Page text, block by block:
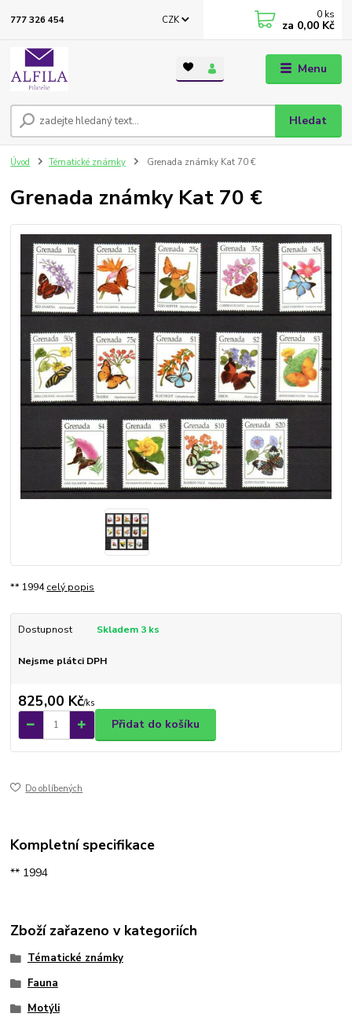
Menu
CZK
Hledat
777 326 454 0 ks
za 0,00 Kč
Úvod Tématické známky Grenada známky Kat 70 €
Grenada známky Kat 70 €
** 1994celý popis
Dostupnost Skladem 3 ks
Nejsme plátci DPH
825,00 Kč/ks
Přidat do košíku
Do oblíbených
Kompletní specifikace
** 1994
Zboží zařazeno v kategoriích
Tématické známky
Fauna
Motýli